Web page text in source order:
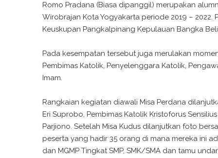
Romo Pradana (Biasa dipanggil) merupakan
Wirobrajan Kota Yogyakarta periode 2019 –
Keuskupan Pangkalpinang Kepulauan Bangka
Pada kesempatan tersebut juga merulakan
Pembimas Katolik, Penyelenggara Katolik,
Imam.
Rangkaian kegiatan diawali Misa Perdana
Eri Suprobo, Pembimas Katolik Kristoforus
Parjiono. Setelah Misa Kudus dilanjutkan foto
peserta yang hadir 35 orang di mana mereka ini
dan MGMP Tingkat SMP, SMK/SMA dan tamu